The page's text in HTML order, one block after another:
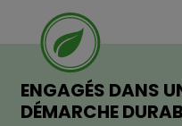
ENGAGÉS DANS
DÉMARCHE